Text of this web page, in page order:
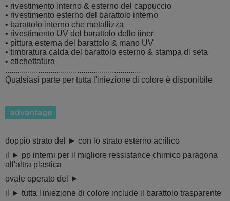
• rivestimento interno & esterno del cappuccio
• rivestimento esterno del barattolo interno
• barattolo interno che metallizza
• rivestimento UV del barattolo dello iiner
• pittura esterna del barattolo & mano UV
• timbratura calda del barattolo esterno & stampa di seta
• etichettatura
..................................................................
Qualsiasi parte per tutta l'iniezione di colore è disponibile
doppio strato del ► con lo strato esterno acrilico
il ► pp interni per il migliore ressistance chimico paragona
all'altra plastica
ovale operato del ►
il ► tutta l'iniezione di colore include il barattolo trasparente